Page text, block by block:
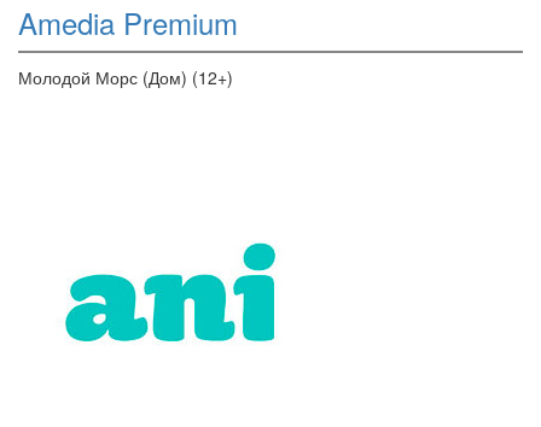
Amedia Premium
Молодой Морс (Дом) (12+)